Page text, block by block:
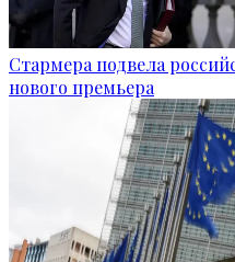
Стармера подвела
нового премьера